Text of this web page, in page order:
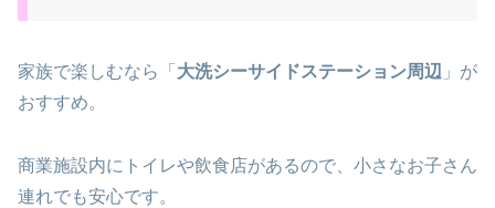
家族で楽しむなら「 大洗シーサイドステーション周辺 」が
おすすめ。
商業施設内にトイレや飲食店があるので、小さなお子さん
連れでも安心です。